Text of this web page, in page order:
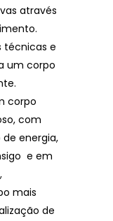
através
técnicas e
um corpo
corpo
com
energia,
e em
mais
de